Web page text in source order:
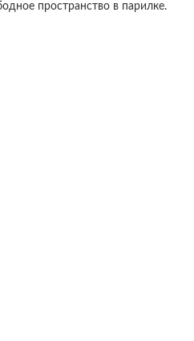
пространство в парилке.